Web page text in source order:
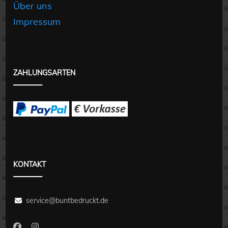
Über uns
Impressum
ZAHLUNGSARTEN
KONTAKT
service@buntbedruckt.de